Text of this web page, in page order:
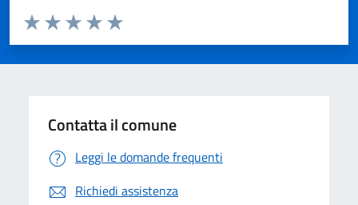
Valuta da 1 a 5 stelle la pagina
Valuta 5 stelle su 5
Valuta 4 stelle su 5
Valuta 3 stelle su 5
Valuta 2 stelle su 5
Valuta 1 stelle su 5
Contatta il comune
Leggi le domande frequenti
Richiedi assistenza